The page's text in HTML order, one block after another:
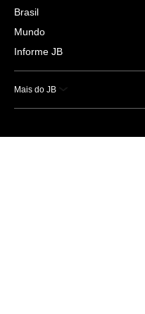
Brasil
Mundo
Informe JB
Mais do JB
Esportes